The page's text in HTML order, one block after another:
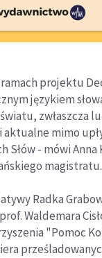
ramach projektu
językiem
zwłaszcza
mimo
Słów - mówi Anna
magistratu.
Radka
Waldemara
"Pomoc